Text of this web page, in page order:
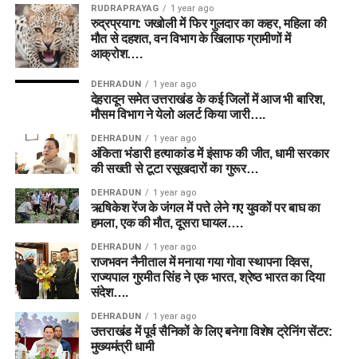
RUDRAPRAYAG 1 year ago
रुद्रप्रयाग: जखोली में फिर गुलदार का कहर, महिला की
मौत से दहशत, वन विभाग के खिलाफ ग्रामीणों में
आक्रोश….
DEHRADUN 1 year ago
देहरादून समेत उत्तराखंड के कई जिलों में आज भी बारिश,
मौसम विभाग ने येलो अलर्ट किया जारी….
DEHRADUN 1 year ago
अंकिता भंडारी हत्याकांड में इंसाफ की जीत, धामी सरकार
की सख्ती से टूटा रसूखदारों का गुरूर…
DEHRADUN 1 year ago
ऋषिकेश रेंज के जंगल में पत्ते लेने गए युवकों पर बाघ का
हमला, एक की मौत, दूसरा घायल….
DEHRADUN 1 year ago
राजभवन नैनीताल में मनाया गया गोवा स्थापना दिवस,
राज्यपाल गुरमीत सिंह ने एक भारत, श्रेष्ठ भारत का दिया
संदेश….
DEHRADUN 1 year ago
उत्तराखंड में पूर्व सैनिकों के लिए बनेगा विशेष ट्रेनिंग सेंटर:
मुख्यमंत्री धामी